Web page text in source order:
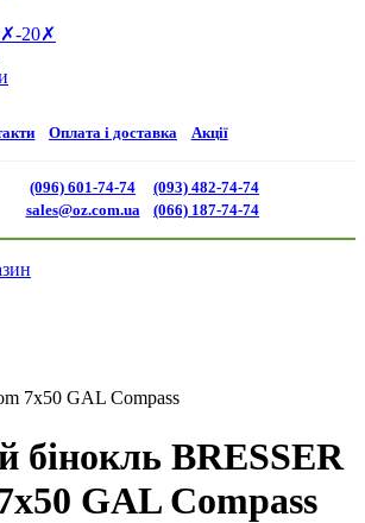
20✗
Оплата і доставка Акції
(096) 601-74-74
sales@oz.com.ua
(093) 482-74-74
(066) 187-74-74
7x50 GAL Compass
бінокль BRESSER
GAL Compass